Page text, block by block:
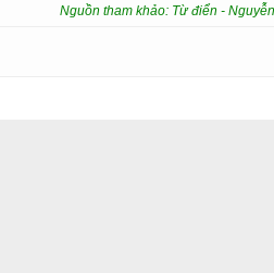
Nguồn tham khảo: Từ điển -